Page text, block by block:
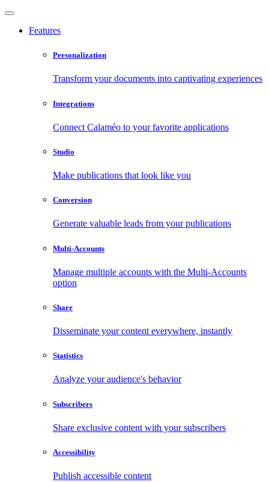
Features
Personalization
Transform your documents into captivating experiences
Integrations
Connect Calaméo to your favorite applications
Studio
Make publications that look like you
Conversion
Generate valuable leads from your publications
Multi-Accounts
Manage multiple accounts with the Multi-Accounts
option
Share
Disseminate your content everywhere, instantly
Statistics
Analyze your audience's behavior
Subscribers
Share exclusive content with your subscribers
Accessibility
Publish accessible content